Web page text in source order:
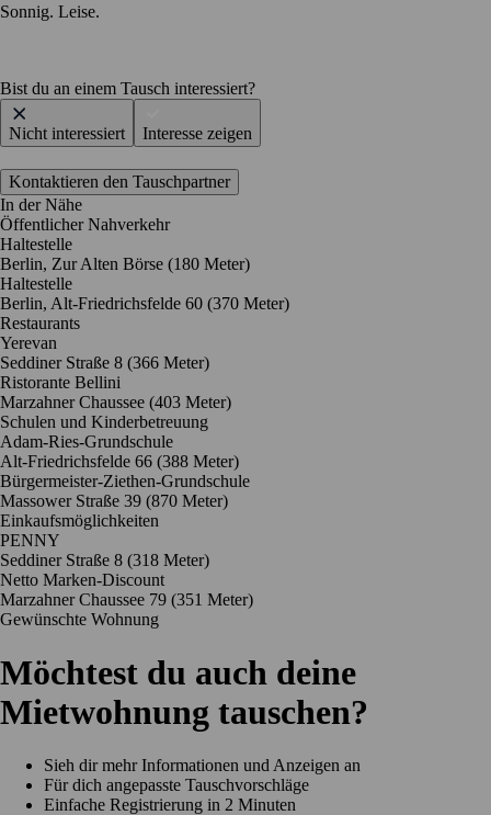
Sonnig. Leise.
Bist du an einem Tausch interessiert?
Nicht interessiert Interesse zeigen
Kontaktieren den Tauschpartner
In der Nähe
Öffentlicher Nahverkehr
Haltestelle
Berlin, Zur Alten Börse (180 Meter)
Haltestelle
Berlin, Alt-Friedrichsfelde 60 (370 Meter)
Restaurants
Yerevan
Seddiner Straße 8 (366 Meter)
Ristorante Bellini
Marzahner Chaussee (403 Meter)
Schulen und Kinderbetreuung
Adam-Ries-Grundschule
Alt-Friedrichsfelde 66 (388 Meter)
Bürgermeister-Ziethen-Grundschule
Massower Straße 39 (870 Meter)
Einkaufsmöglichkeiten
PENNY
Seddiner Straße 8 (318 Meter)
Netto Marken-Discount
Marzahner Chaussee 79 (351 Meter)
Gewünschte Wohnung
Möchtest du auch deine
Mietwohnung tauschen?
Sieh dir mehr Informationen und Anzeigen an
Für dich angepasste Tauschvorschläge
Einfache Registrierung in 2 Minuten